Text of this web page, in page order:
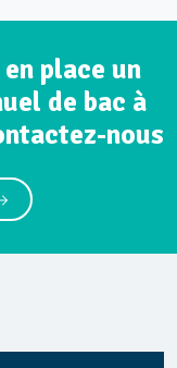
place un
de bac à
nous